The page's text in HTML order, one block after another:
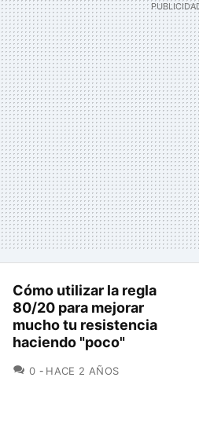
Cómo utilizar la regla
80/20 para mejorar
mucho tu resistencia
haciendo "poco"
0 COMENTARIOS
HACE 2 AÑOS